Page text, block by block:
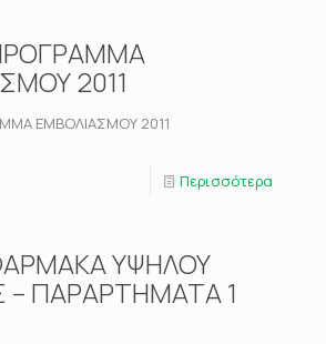
2011
ΕΜΒΟΛΙΑΣΜΟΥ 2011
Περισσότερα
ΥΨΗΛΟΥ
– ΠΑΡΑΡΤΗΜΑΤΑ 1